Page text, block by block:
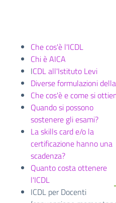
Che cos'è l'ICDL
Chi è AICA
ICDL all'Istituto Levi
Diverse formulazioni
Che cos'è e come si
Quando si possono
sostenere gli esami?
La skills card e/o la
certificazione hanno una
scadenza?
Quanto costa ottenere
l'ICDL
ICDL per Docenti